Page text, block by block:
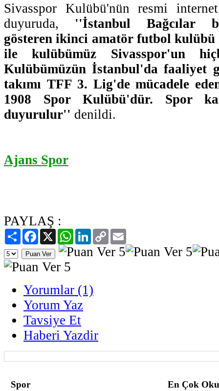
Sivasspor Kulübü'nün resmi
duyuruda, ''İstanbul Bağcılar
gösteren ikinci amatör futbol kulübü
ile kulübümüz Sivasspor'un
Kulübümüzün İstanbul'da faaliyet
takımı TFF 3. Lig'de mücadele
1908 Spor Kulübü'dür. Spor
duyurulur'' denildi.
Ajans Spor
PAYLAŞ :
PaylaşFacebook
X WhatsAppLinkedIn
Copy
Link
Yorumlar (1)
Yorum Yaz
Tavsiye Et
Haberi Yazdir
Spor En Çok